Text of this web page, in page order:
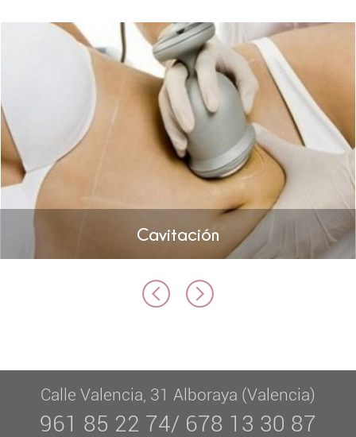
Cavitación
Calle Valencia, 31 Alboraya (Valencia)
961 85 22 74/ 678 13 30 87